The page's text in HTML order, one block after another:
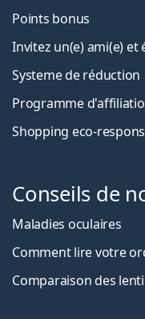
Points bonus
Invitez un(e) ami(e) et
Systeme de réduction
Programme
Shopping eco-
Conseils de
Maladies oculaires
Comment lire votre
Comparaison des